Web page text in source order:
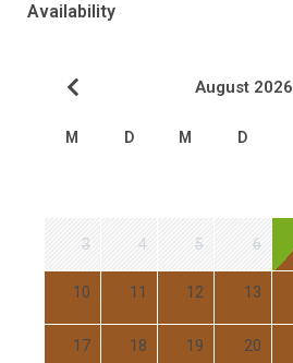
Availability
August 2026
M D M D
3 4 5 6
10 11 12 13
17 18 19 20